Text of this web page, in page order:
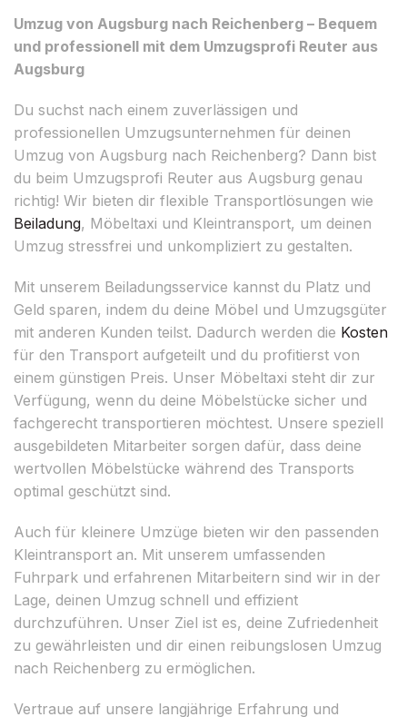
Umzug von Augsburg nach Reichenberg – Bequem
und professionell mit dem Umzugsprofi Reuter aus
Augsburg
Du suchst nach einem zuverlässigen und
professionellen Umzugsunternehmen für deinen
Umzug von Augsburg nach Reichenberg? Dann bist
du beim Umzugsprofi Reuter aus Augsburg genau
richtig! Wir bieten dir flexible Transportlösungen wie
Beiladung, Möbeltaxi und Kleintransport, um deinen
Umzug stressfrei und unkompliziert zu gestalten.
Mit unserem Beiladungsservice kannst du Platz und
Geld sparen, indem du deine Möbel und Umzugsgüter
mit anderen Kunden teilst. Dadurch werden die Kosten
für den Transport aufgeteilt und du profitierst von
einem günstigen Preis. Unser Möbeltaxi steht dir zur
Verfügung, wenn du deine Möbelstücke sicher und
fachgerecht transportieren möchtest. Unsere speziell
ausgebildeten Mitarbeiter sorgen dafür, dass deine
wertvollen Möbelstücke während des Transports
optimal geschützt sind.
Auch für kleinere Umzüge bieten wir den passenden
Kleintransport an. Mit unserem umfassenden
Fuhrpark und erfahrenen Mitarbeitern sind wir in der
Lage, deinen Umzug schnell und effizient
durchzuführen. Unser Ziel ist es, deine Zufriedenheit
zu gewährleisten und dir einen reibungslosen Umzug
nach Reichenberg zu ermöglichen.
Vertraue auf unsere langjährige Erfahrung und